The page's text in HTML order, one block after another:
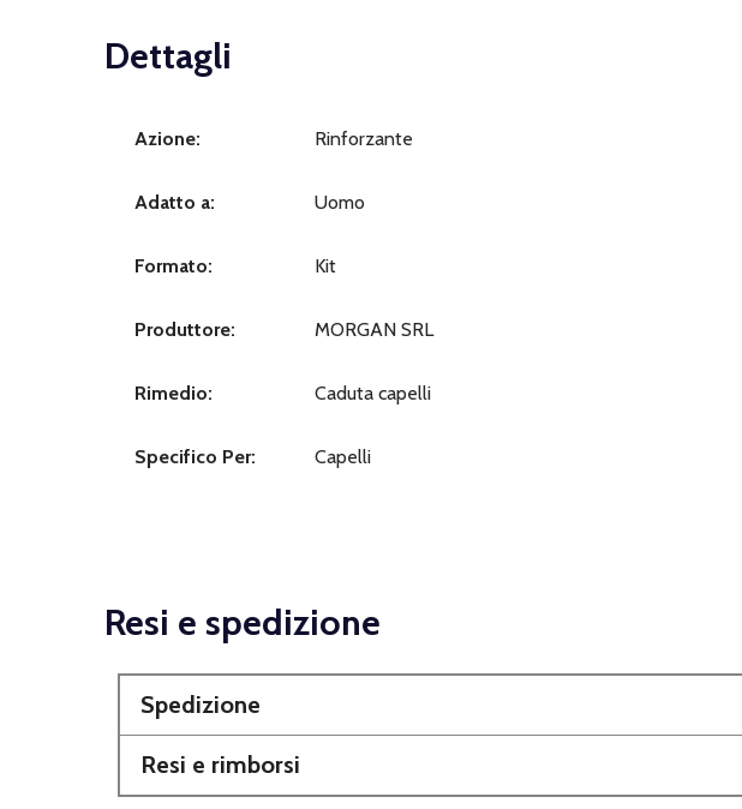
Dettagli
Azione: Rinforzante
Adatto a: Uomo
Formato: Kit
Produttore: MORGAN SRL
Rimedio: Caduta capelli
Specifico Per: Capelli
Resi e spedizione
Spedizione
Resi e rimborsi